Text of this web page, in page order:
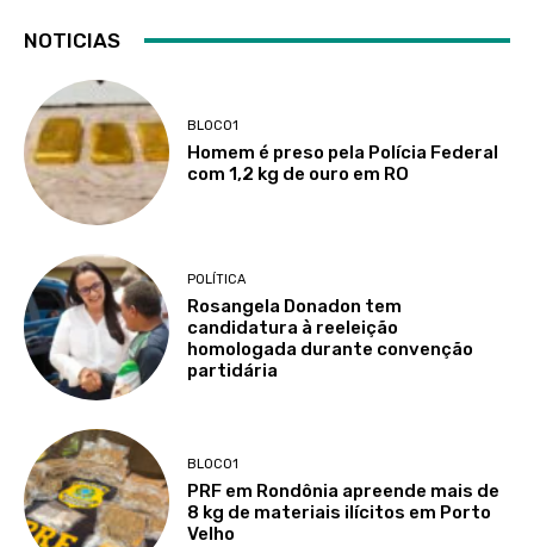
NOTICIAS
BLOCO1
Homem é preso pela Polícia Federal
com 1,2 kg de ouro em RO
POLÍTICA
Rosangela Donadon tem
candidatura à reeleição
homologada durante convenção
partidária
BLOCO1
PRF em Rondônia apreende mais de
8 kg de materiais ilícitos em Porto
Velho